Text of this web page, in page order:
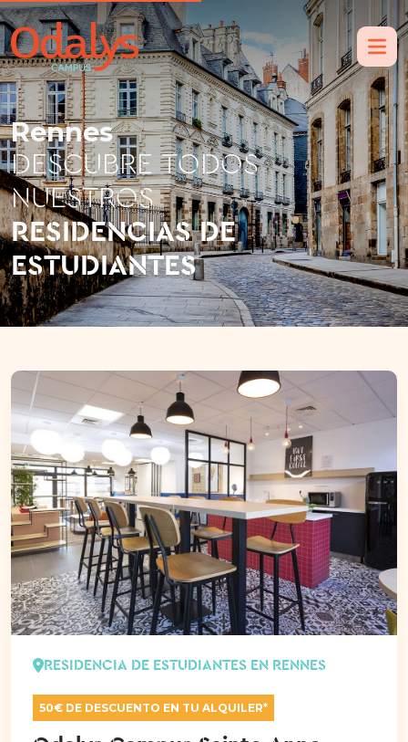
Rennes
DESCUBRE TODOS
NUESTROS
RESIDENCIAS DE
ESTUDIANTES
RESIDENCIA DE ESTUDIANTES EN RENNES
50€ DE DESCUENTO EN TU ALQUILER*